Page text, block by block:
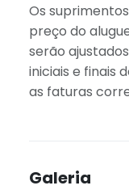
Os
preço do
serão
iniciais e finais
as faturas
Galeria